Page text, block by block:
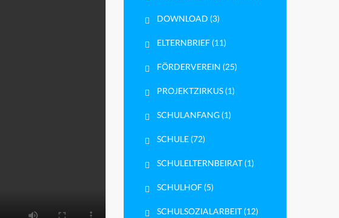
DOWNLOAD (3)
ELTERNBRIEF (11)
FÖRDERVEREIN (25)
PROJEKTZIRKUS (1)
SCHULANFANG (1)
SCHULE (72)
SCHULELTERNBEIRAT (1)
SCHULHOF (5)
SCHULSOZIALARBEIT (12)